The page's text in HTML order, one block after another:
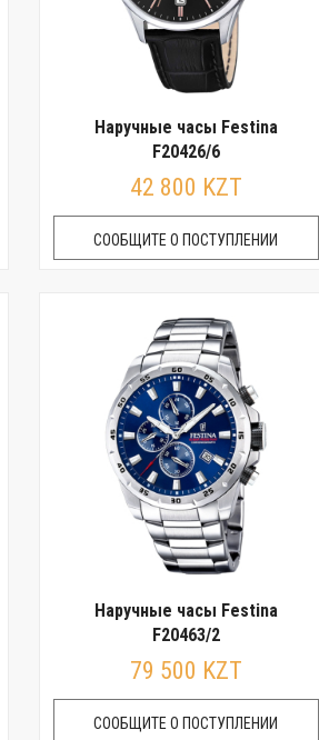
Наручные часы Festina
F20426/6
42 800 KZT
СООБЩИТЕ О ПОСТУПЛЕНИИ
Наручные часы Festina
F20463/2
79 500 KZT
СООБЩИТЕ О ПОСТУПЛЕНИИ